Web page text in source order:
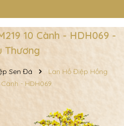
10 Cành - HDH069 -
Thương
Sen Đá
Lan Hồ Điệp Hồng
Cành - HDH069